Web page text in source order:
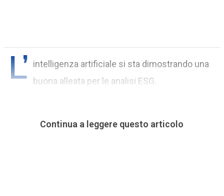
L’ intelligenza artificiale si sta dimostrando una
buona alleata per le analisi ESG.
Continua a leggere questo articolo